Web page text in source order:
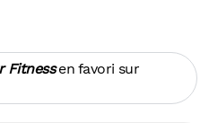
Fitnessen favori sur